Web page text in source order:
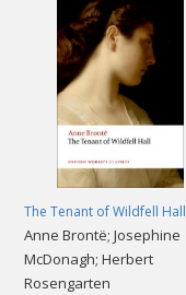
The Tenant of Wildfell Hall
Anne Brontë; Josephine
McDonagh; Herbert
Rosengarten